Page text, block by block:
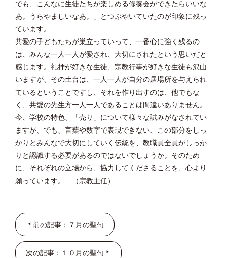
でも、こんなに生徒たちが楽しめる修養会ができたらいいな
あ。うらやましいなあ。」とつぶやいていたのが印象に残っ
ています。
共愛の子どもたちが巣立っていって、一番心に強く残るの
は、みんな一人一人が愛され、大切にされたという思いだと
感じます。礼拝が好きな生徒、宗教行事が好きな生徒も沢山
いますが、その土台は、一人一人が自分の居場所を与えられ
ているということですし、それを作り出すのは、他でもな
く、共愛の先生方一人一人であることは間違いありません。
今、学校の特色、「売り」について様々な試みがなされてい
ますが、でも、言葉や数字で表現できない、この部分をしっ
かりとみんなで大切にしていく伝統を、教職員全員がしっか
りと認識する必要があるのではないでしょうか。そのため
に、それぞれの立場から、協力してくださることを、心より
願っています。 （宗教主任）
前の記事：７月の聖句
次の記事：１０月の聖句